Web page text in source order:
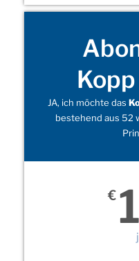
JA, ich möchte das
bestehend aus 52
€